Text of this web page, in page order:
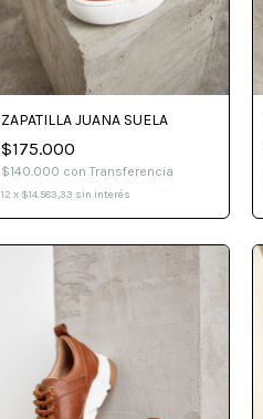
ZAPATILLA JUANA SUELA
$175.000
$140.000 con Transferencia
12 x $14.583,33 sin interés